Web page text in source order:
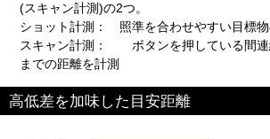
(スキャン計測)の2つ。
ショット計測： 照準を合わせやすい目標物
スキャン計測： ボタンを押している間連
までの距離を計測
高低差を加味した目安距離